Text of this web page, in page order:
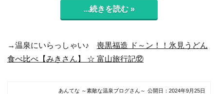
...続きを読む »
→温泉にいらっしゃい♪ 喪黒福造 ド～ン！！氷見うどん
食べ比べ【みきさん】 ☆ 富山旅行記⑫
あんてな ～素敵な温泉ブログさん～ 公開日： 2024年9月25日